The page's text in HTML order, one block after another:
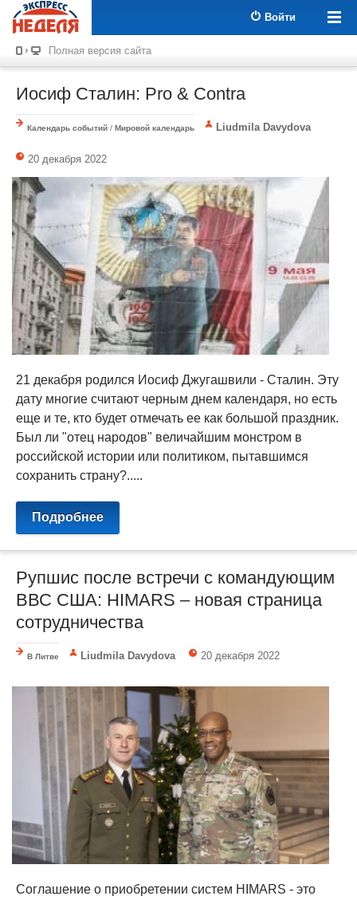
Войти
Полная версия сайта
Иосиф Сталин: Pro & Contra
Календарь событий / Мировой календарь Liudmila Davydova
20 декабря 2022
21 декабря родился Иосиф Джугашвили - Сталин. Эту
дату многие считают черным днем календаря, но есть
еще и те, кто будет отмечать ее как большой праздник.
Был ли "отец народов" величайшим монстром в
российской истории или политиком, пытавшимся
сохранить страну?.....
Подробнее
Рупшис после встречи с командующим
ВВС США: HIMARS – новая страница
сотрудничества
В Литве Liudmila Davydova 20 декабря 2022
Соглашение о приобретении систем HIMARS - это